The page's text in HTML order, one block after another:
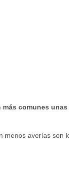
comunes
menos averías son